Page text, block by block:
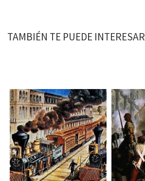
TAMBIÉN TE PUEDE INTERESAR